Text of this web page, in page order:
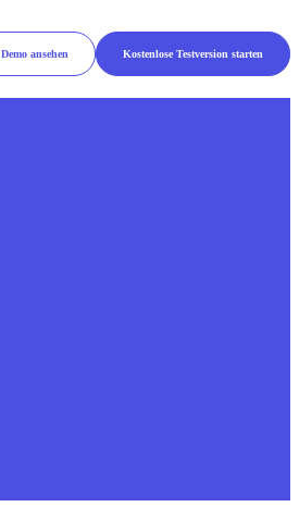
Demo ansehen Kostenlose Testversion starten